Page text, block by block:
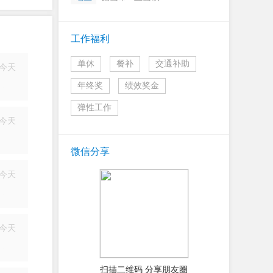
今天
今天
今天
今天
工作福利
单休 餐补 交通补助
年终奖 绩效奖金
弹性工作
微信分享
扫描二维码 分享朋友圈